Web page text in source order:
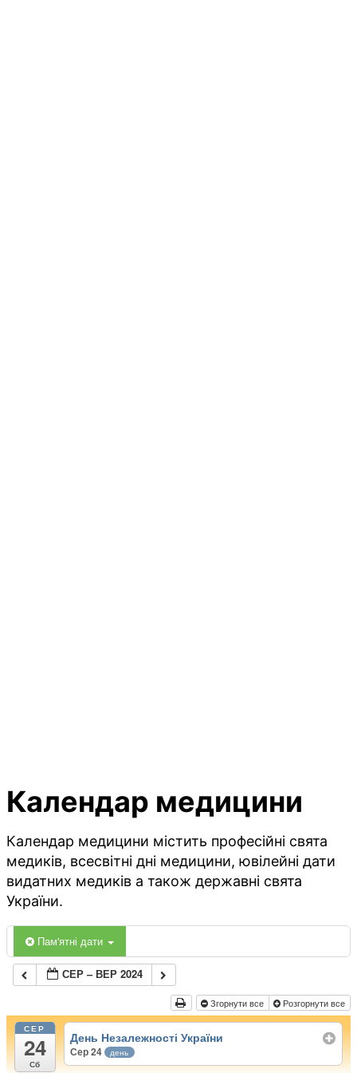
Календар медицини
Календар медицини містить професійні свята
медиків, всесвітні дні медицини, ювілейні дати
видатних медиків а також державні свята
України.
Пам'ятні дати
СЕР – ВЕР 2024
Згорнути все Розгорнути все
СЕР
24
Сб
День Незалежності України
Сер 24 день